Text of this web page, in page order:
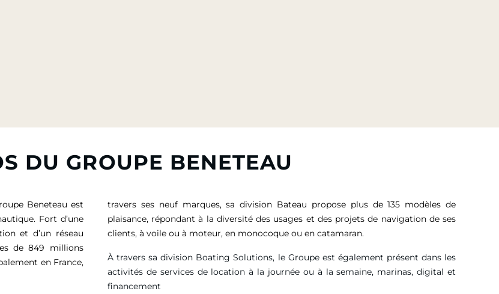
DU GROUPE BENETEAU
Beneteau est
Fort d’une
et d’un réseau
de 849 millions
en France,
travers ses neuf marques, sa division Bateau propose plus de 135 modèles de
plaisance, répondant à la diversité des usages et des projets de navigation de ses
clients, à voile ou à moteur, en monocoque ou en catamaran.
À travers sa division Boating Solutions, le Groupe est également présent dans les
activités de services de location à la journée ou à la semaine, marinas, digital et
financement